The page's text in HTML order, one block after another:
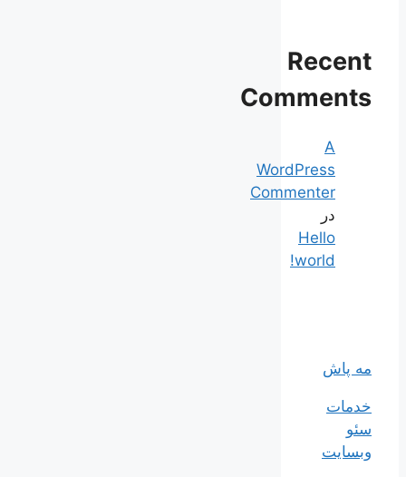
Recent
Comments
A
WordPress
Commenter
در
Hello
world!
مه پاش
خدمات
سئو
وبسایت